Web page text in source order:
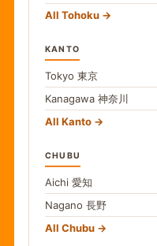
All Tohoku
KANTO
Tokyo 東京
Kanagawa 神奈川
All Kanto
CHUBU
Aichi 愛知
Nagano 長野
All Chubu